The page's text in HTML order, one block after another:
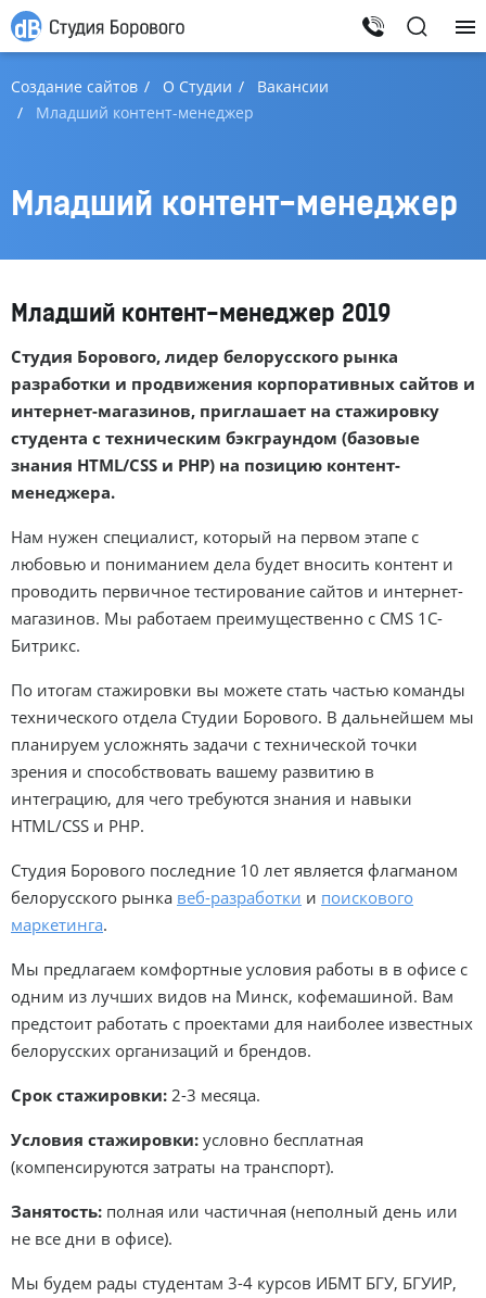
Создание сайтов О Студии
Вакансии
Младший контент-менеджер
Младший контент-менеджер
Младший контент-менеджер 2019
Студия Борового, лидер белорусского рынка
разработки и продвижения корпоративных сайтов и
интернет-магазинов, приглашает на стажировку
студента с техническим бэкграундом (базовые
знания HTML/CSS и PHP) на позицию контент-
менеджера.
Нам нужен специалист, который на первом этапе с
любовью и пониманием дела будет вносить контент и
проводить первичное тестирование сайтов и интернет-
магазинов. Мы работаем преимущественно с CMS 1C-
Битрикс.
По итогам стажировки вы можете стать частью команды
технического отдела Студии Борового. В дальнейшем мы
планируем усложнять задачи с технической точки
зрения и способствовать вашему развитию в
интеграцию, для чего требуются знания и навыки
HTML/CSS и PHP.
Студия Борового последние 10 лет является флагманом
белорусского рынка веб-разработки и поискового
маркетинга.
Мы предлагаем комфортные условия работы в в офисе с
одним из лучших видов на Минск, кофемашиной. Вам
предстоит работать с проектами для наиболее известных
белорусских организаций и брендов.
Срок стажировки: 2-3 месяца.
Условия стажировки: условно бесплатная
(компенсируются затраты на транспорт).
Занятость: полная или частичная (неполный день или
не все дни в офисе).
Мы будем рады студентам 3-4 курсов ИБМТ БГУ, БГУИР,